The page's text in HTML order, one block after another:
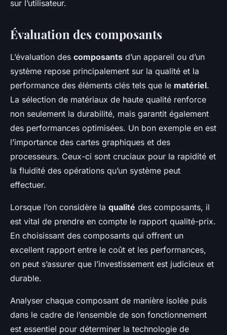
sur l’utilisateur.
Évaluation des composants
L’évaluation des composants d’un appareil ou d’un
système repose principalement sur la qualité et la
performance des éléments clés tels que le matériel.
La sélection de matériaux de haute qualité renforce
non seulement la durabilité, mais garantit également
des performances optimisées. Un bon exemple en est
l’importance des cartes graphiques et des
processeurs. Ceux-ci sont cruciaux pour la rapidité et
la fluidité des opérations qu’un système peut
effectuer.
Lorsque l’on considère la qualité des composants, il
est vital de prendre en compte le rapport qualité-prix.
En choisissant des composants qui offrent un
excellent rapport entre le coût et les performances,
on peut s’assurer que l’investissement est judicieux et
durable.
Analyser chaque composant de manière isolée puis
dans le cadre de l’ensemble de son fonctionnement
est essentiel pour déterminer la technologie de